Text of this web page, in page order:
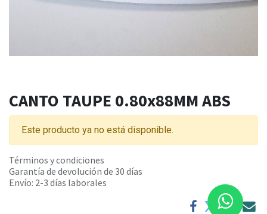
CANTO TAUPE 0.80x88MM ABS
Este producto ya no está disponible.
Términos y condiciones
Garantía de devolución de 30 días
Envío: 2-3 días laborales